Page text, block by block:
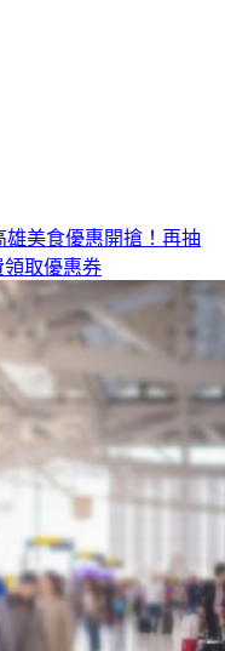
領取優惠券